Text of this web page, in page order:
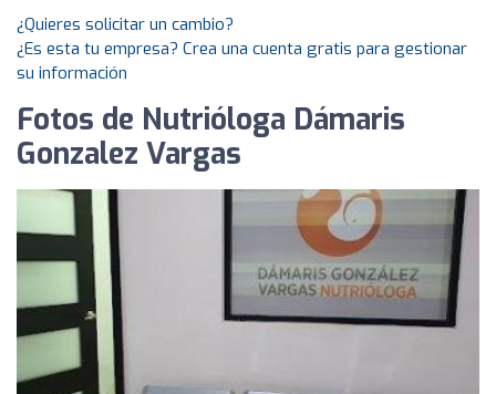
¿Quieres solicitar un cambio?
¿Es esta tu empresa? Crea una cuenta gratis para gestionar
su información
Fotos de Nutrióloga Dámaris
Gonzalez Vargas